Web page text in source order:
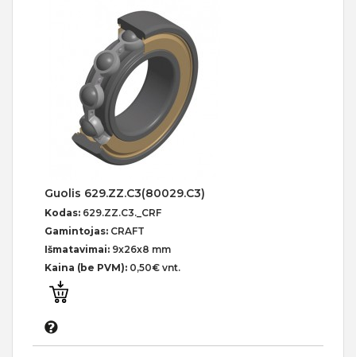
Guolis 629.ZZ.C3(80029.C3)
Kodas: 629.ZZ.C3._CRF
Gamintojas: CRAFT
Išmatavimai: 9x26x8 mm
Kaina (be PVM): 0,50€ vnt.